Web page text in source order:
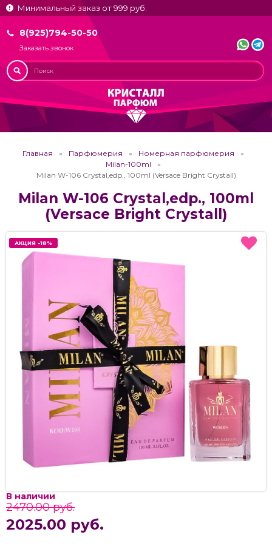
Минимальный заказ от 999 руб.
8(925)794-50-50
Заказать звонок
Главная Парфюмерия
Номерная парфюмерия
Milan-100ml
Milan W-106 Crystal,edp., 100ml (Versace Bright Crystall)
Milan W-106 Crystal,edp., 100ml
(Versace Bright Crystall)
АКЦИЯ -18%
АКЦИЯ -18%
В наличии
2470.00 руб.
2025.00 руб.